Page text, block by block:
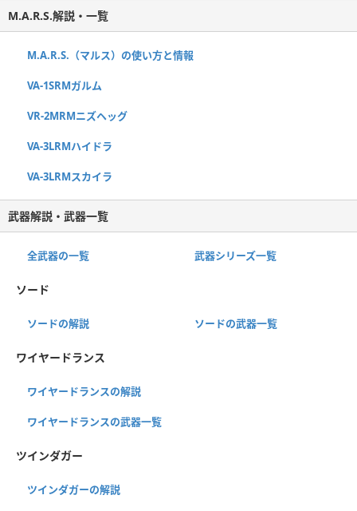
M.A.R.S.解説・一覧
M.A.R.S.（マルス）の使い方と情報
VA-1SRMガルム
VR-2MRMニズヘッグ
VA-3LRMハイドラ
VA-3LRMスカイラ
武器解説・武器一覧
全武器の一覧 武器シリーズ一覧
ソード
ソードの解説 ソードの武器一覧
ワイヤードランス
ワイヤードランスの解説
ワイヤードランスの武器一覧
ツインダガー
ツインダガーの解説